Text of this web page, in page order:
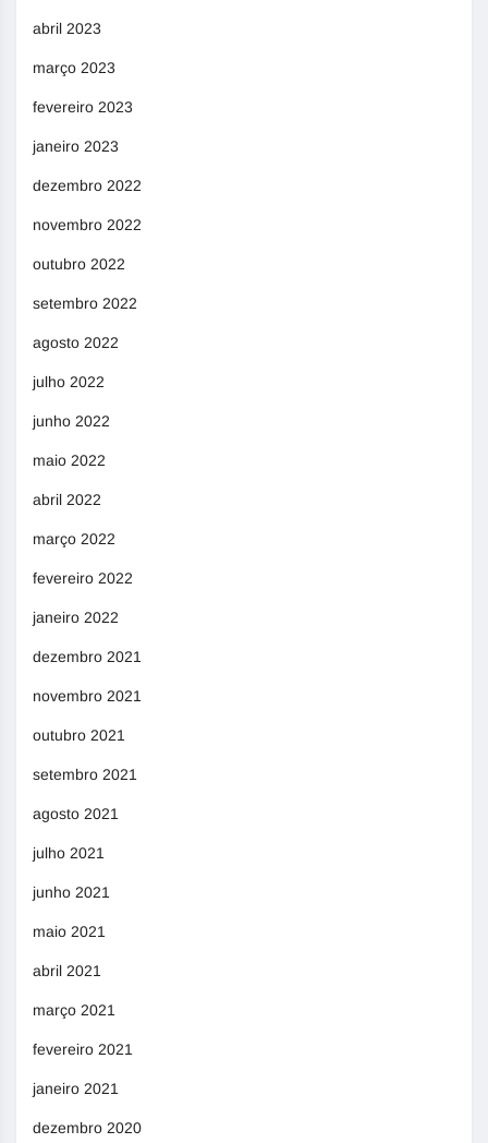
abril 2023
março 2023
fevereiro 2023
janeiro 2023
dezembro 2022
novembro 2022
outubro 2022
setembro 2022
agosto 2022
julho 2022
junho 2022
maio 2022
abril 2022
março 2022
fevereiro 2022
janeiro 2022
dezembro 2021
novembro 2021
outubro 2021
setembro 2021
agosto 2021
julho 2021
junho 2021
maio 2021
abril 2021
março 2021
fevereiro 2021
janeiro 2021
dezembro 2020